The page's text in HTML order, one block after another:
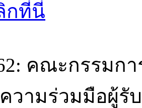
กที่นี่
คณะกรรมก
วามร่วมมือผู้